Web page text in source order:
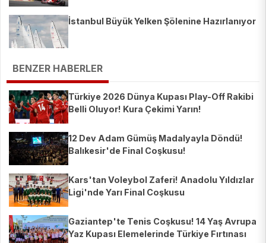
İstanbul Büyük Yelken Şölenine Hazırlanıyor
BENZER HABERLER
Türkiye 2026 Dünya Kupası Play-Off Rakibi
Belli Oluyor! Kura Çekimi Yarın!
12 Dev Adam Gümüş Madalyayla Döndü!
Balıkesir'de Final Coşkusu!
Kars'tan Voleybol Zaferi! Anadolu Yıldızlar
Ligi'nde Yarı Final Coşkusu
Gaziantep'te Tenis Coşkusu! 14 Yaş Avrupa
Yaz Kupası Elemelerinde Türkiye Fırtınası